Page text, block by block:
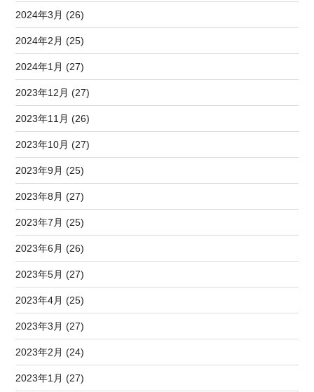
2024年3月 (26)
2024年2月 (25)
2024年1月 (27)
2023年12月 (27)
2023年11月 (26)
2023年10月 (27)
2023年9月 (25)
2023年8月 (27)
2023年7月 (25)
2023年6月 (26)
2023年5月 (27)
2023年4月 (25)
2023年3月 (27)
2023年2月 (24)
2023年1月 (27)